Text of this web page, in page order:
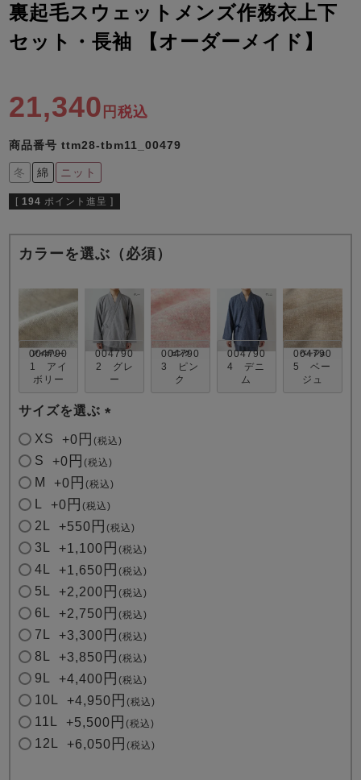
ボーイズ半袖
ガールズ上着
単品
ガールズズボ
ン単品
ボーイズ上着
ボーイズズボ
売れ筋ランキング
- Item Ranking -
すべてのデザインのパジャマ一覧はこちら
裏起毛スウェットメンズ作務衣上下
セット・長袖 【オーダーメイド】
21,340 税込
商品番号 ttm28-tbm11_00479
冬 綿 ニット
[ 194 ポイント進呈 ]
カラーを選ぶ（必須）
004790
1 アイ
ボリー
004790
2 グレ
ー
004790
3 ピン
ク
004790
4 デニ
ム
004790
5 ベー
ジュ
サイズを選ぶ
(
)
XS +0 税込
S +0 税込
M +0 税込
+0 税込
2L +550 税込
3L +1,100 税込
4L +1,650 税込
5L +2,200 税込
6L +2,750 税込
7L +3,300 税込
8L +3,850 税込
9L +4,400 税込
10L +4,950 税込
11L +5,500 税込
12L +6,050 税込